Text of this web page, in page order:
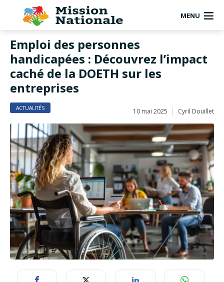
MENU
Emploi des personnes
handicapées : Découvrez l’impact
caché de la DOETH sur les
entreprises
ACTUALITÉS 10 mai 2025 Cyril Douillet